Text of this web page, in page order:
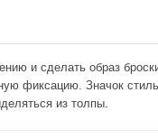
и сделать образ
фиксацию. Значок
из толпы.